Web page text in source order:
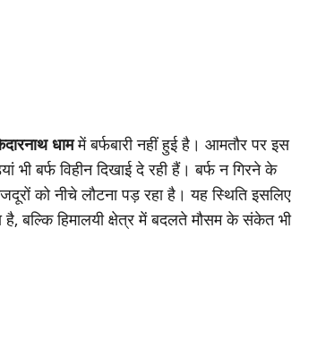
धाममें बर्फबारी नहीं हुई है। आमतौर पर इस
भी बर्फ विहीन दिखाई दे रही हैं। बर्फ न गिरने के
को नीचे लौटना पड़ रहा है। यह स्थिति इसलिए
है, बल्कि हिमालयी क्षेत्र में बदलते मौसम के संकेत भी